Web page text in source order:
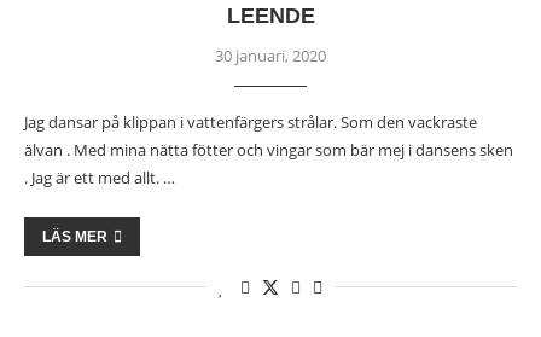
LEENDE
30 januari, 2020
Jag dansar på klippan i vattenfärgers strålar. Som den vackraste
älvan . Med mina nätta fötter och vingar som bär mej i dansens sken
. Jag är ett med allt. …
LÄS MER